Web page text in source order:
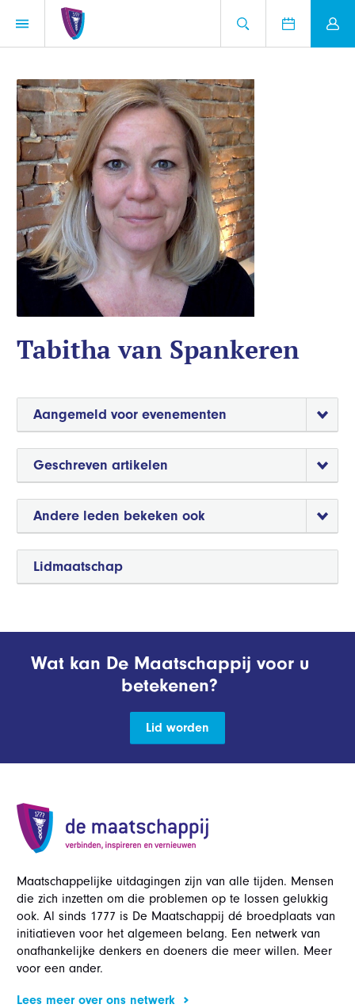
Lidmaatschap
Tabitha van Spankeren
Aangemeld voor evenementen
Geschreven artikelen
Andere leden bekeken ook
Wat kan De Maatschappij voor u
betekenen?
Lid worden
Maatschappelijke uitdagingen zijn van alle tijden. Mensen
die zich inzetten om die problemen op te lossen gelukkig
ook. Al sinds 1777 is De Maatschappij dé broedplaats van
initiatieven voor het algemeen belang. Een netwerk van
onafhankelijke denkers en doeners die meer willen. Meer
voor een ander.
Lees meer over ons netwerk